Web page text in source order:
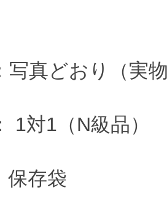
真どおり（実
対1（N級品）
存袋